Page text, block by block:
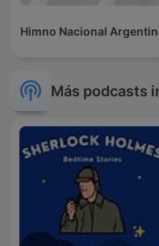
Himno Nacional
Más podcasts